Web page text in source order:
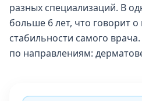
разных специализаций. В
больше 6 лет, что говорит о
стабильности самого
по направлениям: